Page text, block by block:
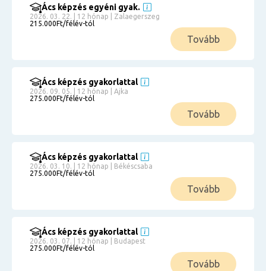
Ács képzés egyéni gyak.
2026. 03. 22. | 12 hónap | Zalaegerszeg
215.000Ft/félév-tól
Tovább
Ács képzés gyakorlattal
2026. 09. 05. | 12 hónap | Ajka
275.000Ft/félév-tól
Tovább
Ács képzés gyakorlattal
2026. 03. 10. | 12 hónap | Békéscsaba
275.000Ft/félév-tól
Tovább
Ács képzés gyakorlattal
2026. 03. 07. | 12 hónap | Budapest
275.000Ft/félév-tól
Tovább